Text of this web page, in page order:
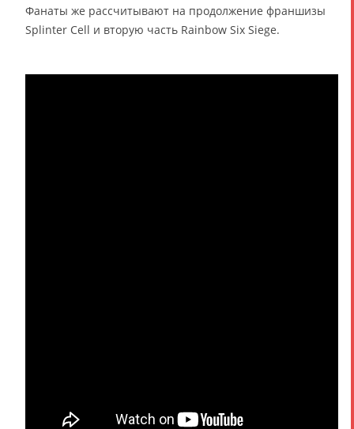
Фанаты же рассчитывают на продолжение франшизы
Splinter Cell и вторую часть Rainbow Six Siege.